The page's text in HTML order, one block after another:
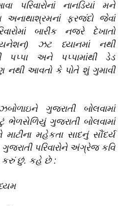
પરિવારોનાં નાનડિયાં મને
અનાથાશ્રમનાં ફરજંદો જેવાં
બારીક નજરે દેખાતો
ઝટ ધ્યાનમાં નથી
પપ્પા અને પપ્પામાંથી ડેડ
આવતો કે પોતે શું ગુમાવી
ગુજરાતી બોલવામાં
ભેળસેળિયું ગુજરાતી બોલવામાં
મહેકતા સાદનું સૌંદર્ય
ગુજરાતી પરિવારોને અંગ્રેજ કવિ
કરું છું. કહે છે :